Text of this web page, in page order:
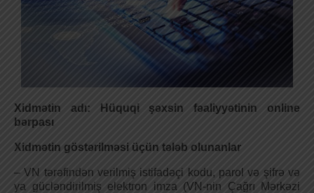
Xidmətin adı: Hüquqi şəxsin fəaliyyətinin online
bərpası
Xidmətin göstərilməsi üçün tələb olunanlar
– VN tərəfindən verilmiş istifadəçi kodu, parol və şifrə və
ya gücləndirilmiş elektron imza (VN-nin Çağrı Mərkəzi